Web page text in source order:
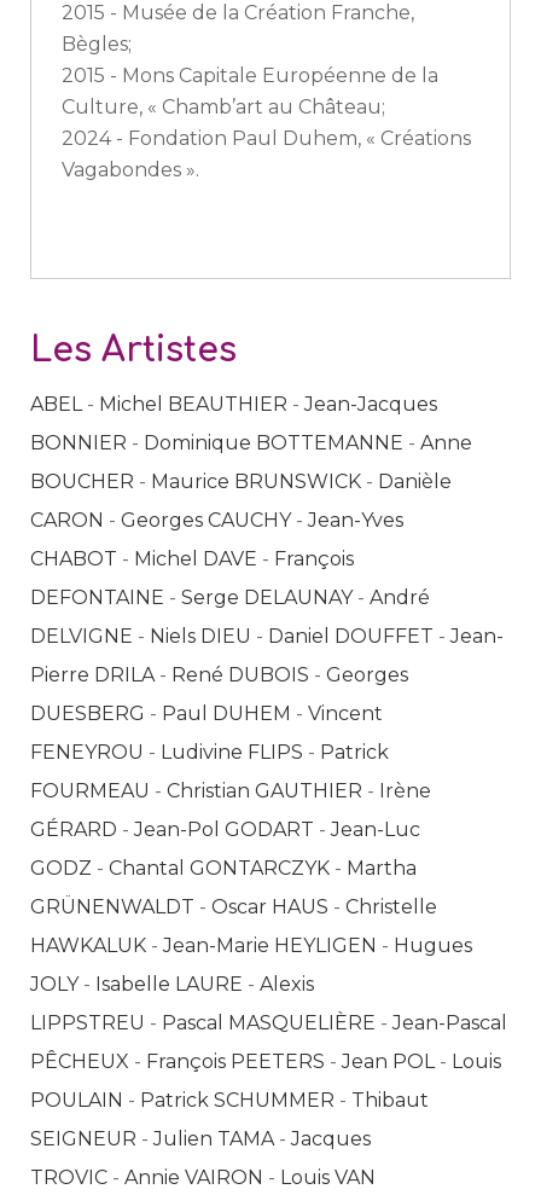
2015 - Musée de la Création Franche,
Bègles;
2015 - Mons Capitale Européenne de la
Culture, « Chamb’art au Château;
2024 - Fondation Paul Duhem, « Créations
Vagabondes ».
Les Artistes
ABEL- Michel BEAUTHIER -Jean-Jacques
BONNIER - Dominique BOTTEMANNE - Anne
BOUCHER - Maurice BRUNSWICK - Danièle
CARON - Georges CAUCHY-Jean-Yves
CHABOT - Michel DAVE - François
DEFONTAINE - Serge DELAUNAY- André
DELVIGNE - Niels DIEU - Daniel DOUFFET -Jean-
Pierre DRILA- René DUBOIS - Georges
DUESBERG - Paul DUHEM - Vincent
FENEYROU - Ludivine FLIPS - Patrick
FOURMEAU - Christian GAUTHIER - Irène
GÉRARD -Jean-Pol GODART -Jean-Luc
GODZ - Chantal GONTARCZYK - Martha
GRÜNENWALDT - Oscar HAUS - Christelle
HAWKALUK -Jean-Marie HEYLIGEN - Hugues
JOLY- Isabelle LAURE - Alexis
LIPPSTREU - Pascal MASQUELIÈRE -Jean-Pascal
PÊCHEUX - François PEETERS -Jean POL- Louis
POULAIN - Patrick SCHUMMER - Thibaut
SEIGNEUR -Julien TAMA-Jacques
TROVIC - Annie VAIRON - Louis VAN